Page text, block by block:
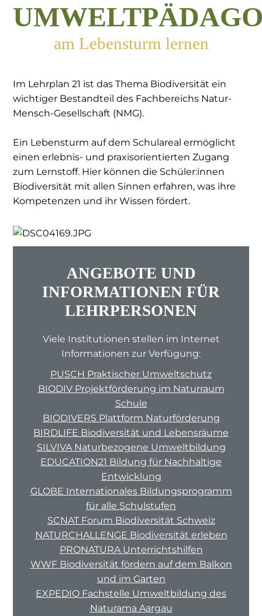
am Lebensturm lernen
Im Lehrplan 21 ist das Thema Biodiversität ein
wichtiger Bestandteil des Fachbereichs Natur-
Mensch-Gesellschaft (NMG).
Ein Lebensturm auf dem Schulareal ermöglicht
einen erlebnis- und praxisorientierten Zugang
zum Lernstoff. Hier können die Schüler:innen
Biodiversität mit allen Sinnen erfahren, was ihre
Kompetenzen und ihr Wissen fördert.
ANGEBOTE UND
INFORMATIONEN FÜR
LEHRPERSONEN
Viele Institutionen stellen im Internet
Informationen zur Verfügung:
PUSCH Praktischer Umweltschutz
BIODIV Projektförderung im Naturraum
Schule
BIODIVERS Plattform Naturförderung
BIRDLIFE Biodiversität und Lebensräume
SILVIVA Naturbezogene Umweltbildung
EDUCATION21 Bildung für Nachhaltige
Entwicklung
GLOBE Internationales Bildungsprogramm
für alle Schulstufen
SCNAT Forum Biodiversität Schweiz
NATURCHALLENGE Biodiversität erleben
PRONATURA Unterrichtshilfen
WWF Biodiversität fördern auf dem Balkon
und im Garten
EXPEDIO Fachstelle Umweltbildung des
Naturama Aargau